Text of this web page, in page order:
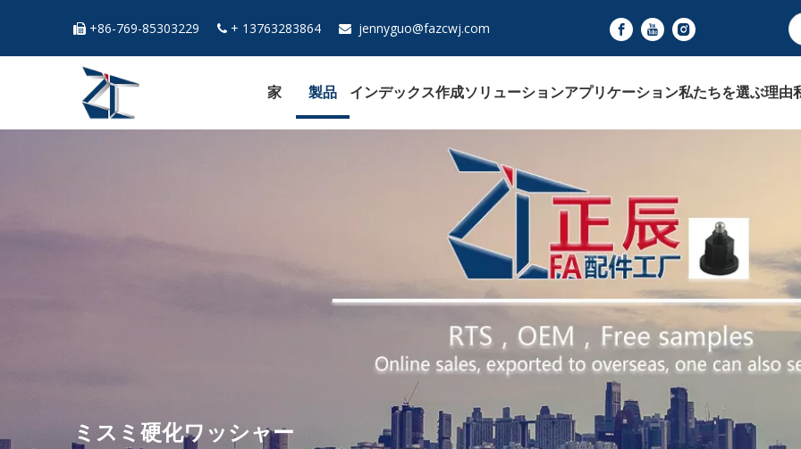
 +86-769-85303229  + 13763283864  jennyguo@fazcwj.com
家 製品 インデックス作成ソリューションアプリケーション私たちを選ぶ理由
ミスミ硬化ワッシャー